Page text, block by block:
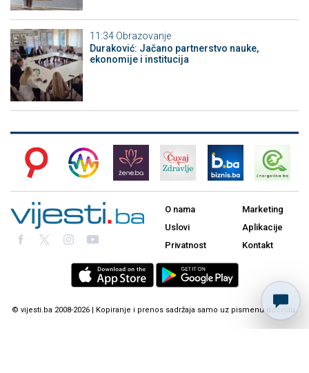
11:34 Obrazovanje
Duraković: Jačano partnerstvo nauke,
ekonomije i institucija
O nama
Uslovi
Privatnost
Marketing
Aplikacije
Kontakt
© vijesti.ba 2008-2026 | Kopiranje i prenos sadržaja samo uz pismenu dozvolu.